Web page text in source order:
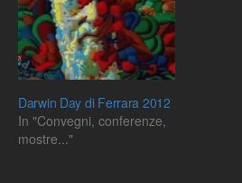
Darwin Day di Ferrara 2012
In "Convegni, conferenze,
mostre..."